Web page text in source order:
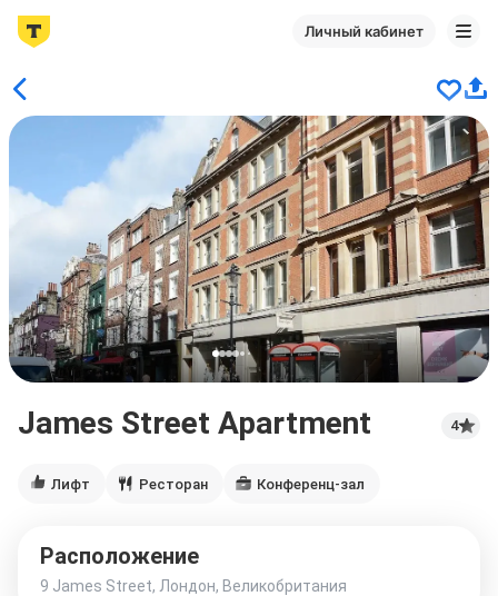
Личный кабинет
James Street Apartment 4
Лифт Ресторан Конференц-зал
Расположение
9 James Street, Лондон, Великобритания